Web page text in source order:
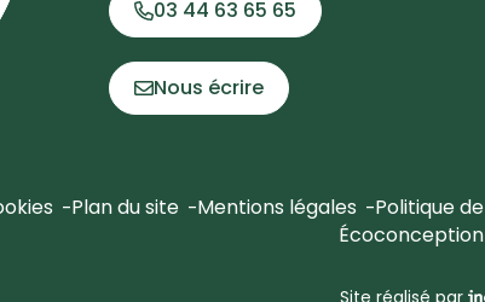
03 44 63 65 65
Nous écrire
Plan du site Mentions légales Politique
Site réalisé par